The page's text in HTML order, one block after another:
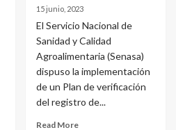
15 junio, 2023
El Servicio Nacional de
Sanidad y Calidad
Agroalimentaria (Senasa)
dispuso la implementación
de un Plan de verificación
del registro de...
Read More